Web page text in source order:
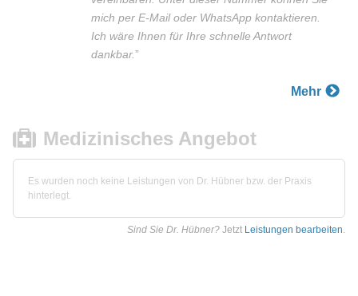
mich per E-Mail oder WhatsApp kontaktieren.
Ich wäre Ihnen für Ihre schnelle Antwort
dankbar.”
Mehr
Medizinisches Angebot
Es wurden noch keine Leistungen von Dr. Hübner bzw. der Praxis
hinterlegt.
Sind Sie Dr. Hübner? Jetzt Leistungen bearbeiten